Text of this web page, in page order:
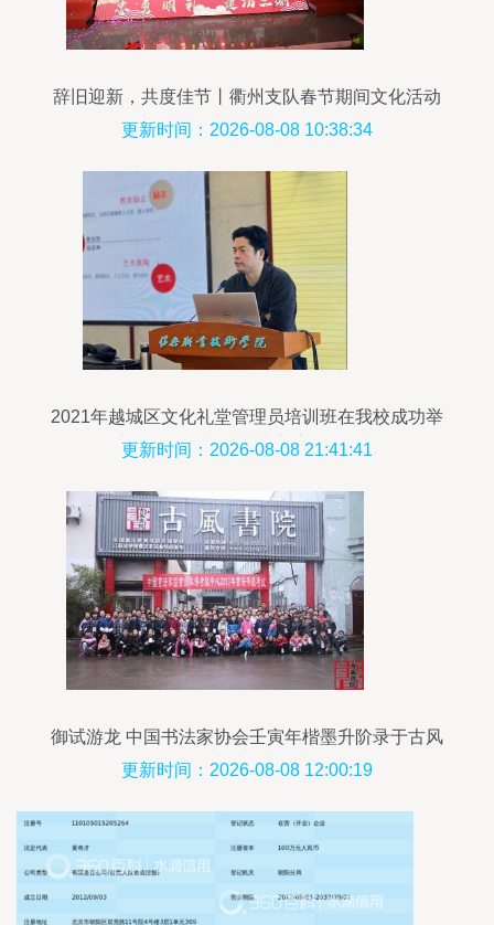
辞旧迎新，共度佳节丨衢州支队春节期间文化活动
精彩纷呈
更新时间：2026-08-08 10:38:34
2021年越城区文化礼堂管理员培训班在我校成功举
办——聚焦文化艺术交流活动策划
更新时间：2026-08-08 21:41:41
御试游龙 中国书法家协会壬寅年楷墨升阶录于古风
书院纪事
更新时间：2026-08-08 12:00:19